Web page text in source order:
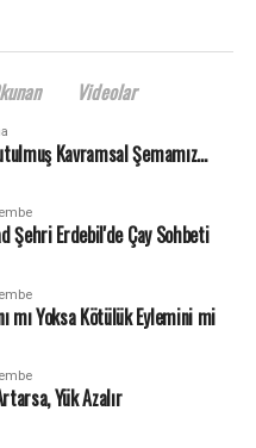
Videolar
Kavramsal Şemamız…
Şehri Erdebil'de Çay Sohbeti
mı Yoksa Kötülük Eylemini mi
Yük Azalır